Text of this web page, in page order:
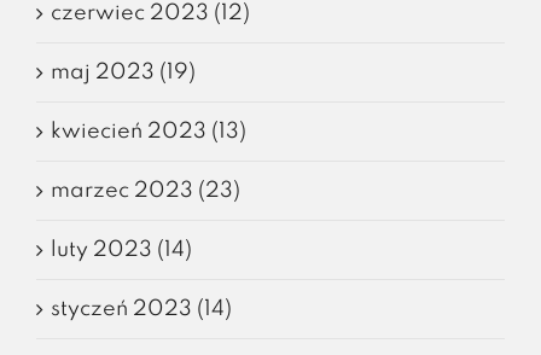
czerwiec 2023 (12)
maj 2023 (19)
kwiecień 2023 (13)
marzec 2023 (23)
luty 2023 (14)
styczeń 2023 (14)